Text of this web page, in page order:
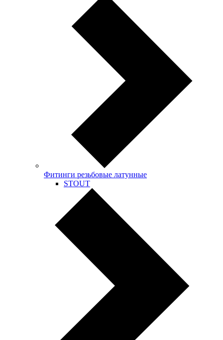
Фитинги резьбовые латунные
STOUT